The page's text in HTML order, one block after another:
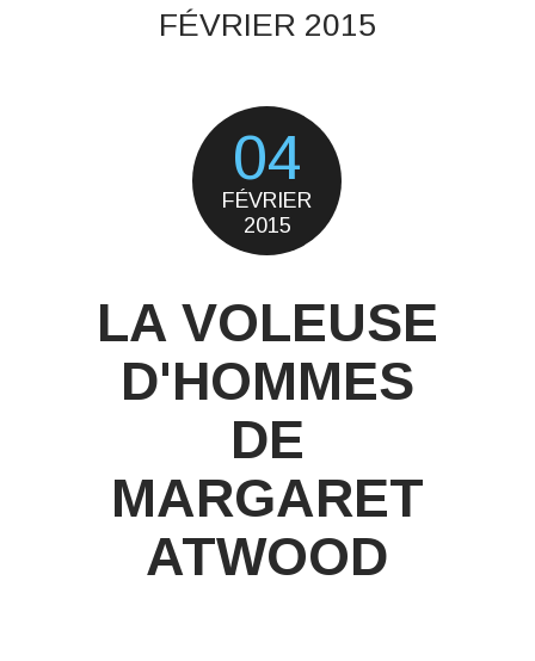
FÉVRIER 2015
04
FÉVRIER
2015
LA VOLEUSE
D'HOMMES
DE
MARGARET
ATWOOD